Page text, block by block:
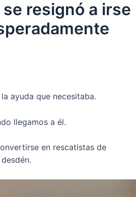
resignó a irse
ayuda que necesitaba.
llegamos a él.
en rescatistas de